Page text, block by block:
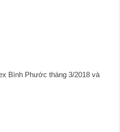
Bình Phước tháng 3/2018 và